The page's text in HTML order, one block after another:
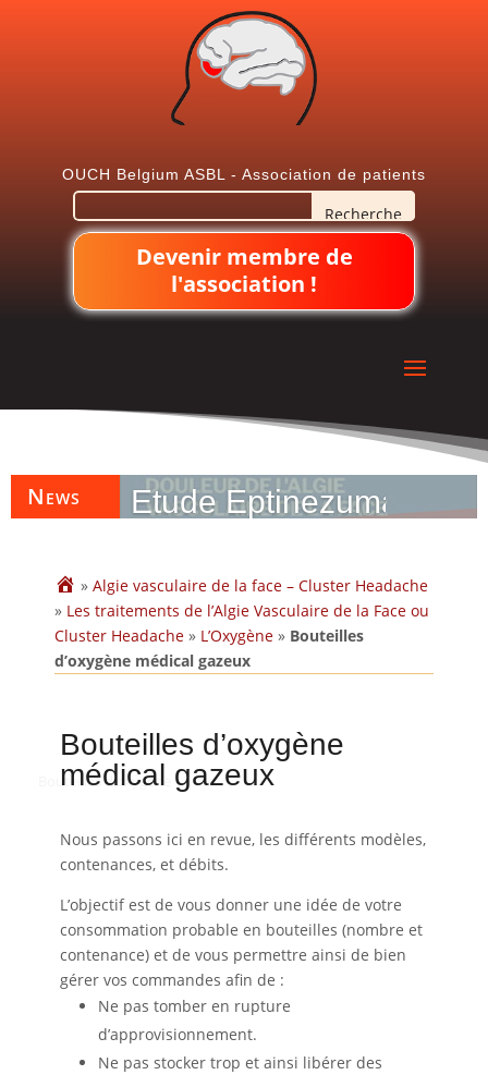
OUCH Belgium ASBL - Association de patients
Devenir membre de
l'association !
News Etude Eptinezumab
» Algie vasculaire de la face – Cluster Headache
» Les traitements de l’Algie Vasculaire de la Face ou
Cluster Headache » L’Oxygène » Bouteilles
d’oxygène médical gazeux
Bouteilles d’oxygène
médical gazeux
Bouteilles d’oxygène
Nous passons ici en revue, les différents modèles,
contenances, et débits.
L’objectif est de vous donner une idée de votre
consommation probable en bouteilles (nombre et
contenance) et de vous permettre ainsi de bien
gérer vos commandes afin de :
Ne pas tomber en rupture
d’approvisionnement.
Ne pas stocker trop et ainsi libérer des